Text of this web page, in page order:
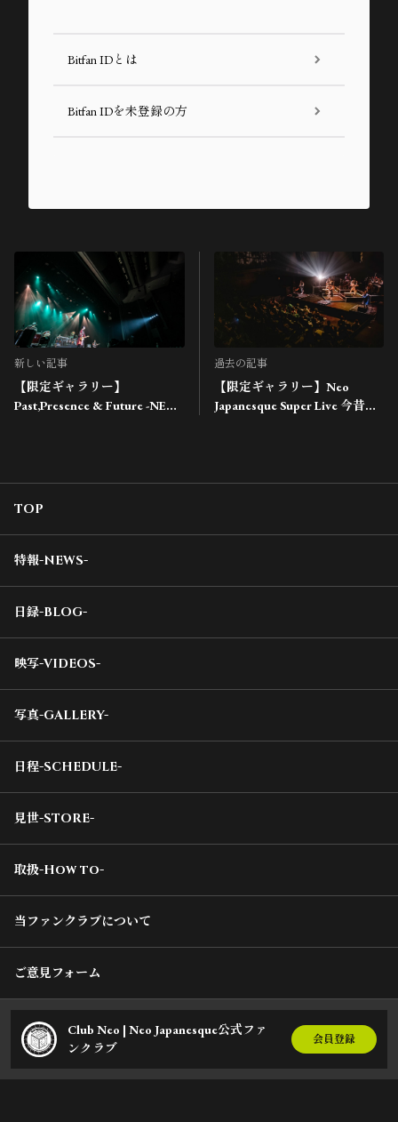
Bitfan IDとは
Bitfan IDを未登録の方
新しい記事
【限定ギャラリー】
Past,Presence & Future -NEW
過去の記事
【限定ギャラリー】Neo
Japanesque Super Live 今昔の
TOP
特報-NEWS-
日録-BLOG-
映写-VIDEOS-
写真-GALLERY-
日程-SCHEDULE-
見世-STORE-
取扱-How to-
当ファンクラブについて
ご意見フォーム
Club Neo | Neo Japanesque公式ファ
ンクラブ
会員登録